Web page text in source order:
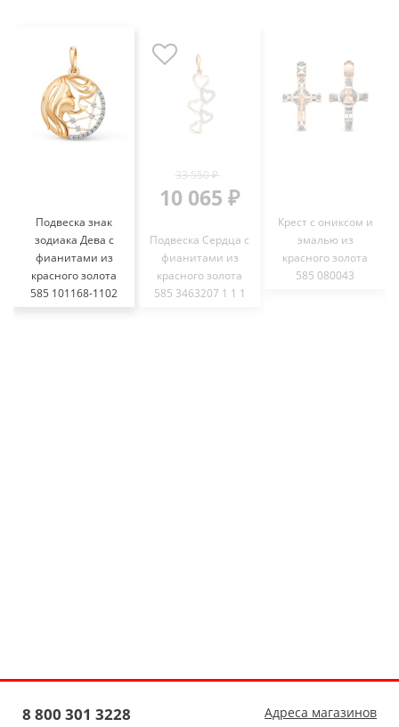
Подвеска знак
зодиака Дева с
фианитами из
красного золота
585 101168-1102
33 550 ₽
10 065 ₽
Подвеска Сердца с
фианитами из
красного золота
585 3463207 1 1 1
Крест с ониксом и
эмалью из
красного золота
585 080043
8 800 301 3228 Адреса магазинов